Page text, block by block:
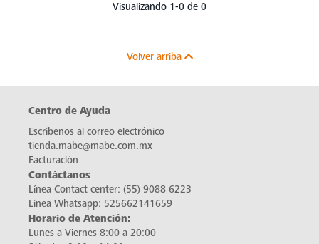
Visualizando 1-0 de 0
Volver arriba
Centro de Ayuda
Escríbenos al correo electrónico
tienda.mabe@mabe.com.mx
Facturación
Contáctanos
Línea Contact center: (55) 9088 6223
Línea Whatsapp: 525662141659
Horario de Atención:
Lunes a Viernes 8:00 a 20:00